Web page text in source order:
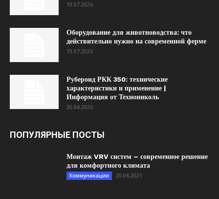
19.07.2026
Оборудование для животноводства: что
действительно нужно на современной ферме
19.07.2026
Рубероид РКК 350: технические
характеристики и применение |
Информация от Технониколь
20.04.2026
ПОПУЛЯРНЫЕ ПОСТЫ
Монтаж VRV систем – современное решение
для комфортного климата
Коммуникации 20.06.2021